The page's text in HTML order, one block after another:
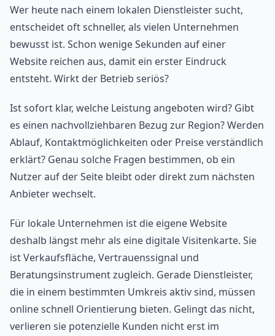
Wer heute nach einem lokalen Dienstleister sucht,
entscheidet oft schneller, als vielen Unternehmen
bewusst ist. Schon wenige Sekunden auf einer
Website reichen aus, damit ein erster Eindruck
entsteht. Wirkt der Betrieb seriös?
Ist sofort klar, welche Leistung angeboten wird? Gibt
es einen nachvollziehbaren Bezug zur Region? Werden
Ablauf, Kontaktmöglichkeiten oder Preise verständlich
erklärt? Genau solche Fragen bestimmen, ob ein
Nutzer auf der Seite bleibt oder direkt zum nächsten
Anbieter wechselt.
Für lokale Unternehmen ist die eigene Website
deshalb längst mehr als eine digitale Visitenkarte. Sie
ist Verkaufsfläche, Vertrauenssignal und
Beratungsinstrument zugleich. Gerade Dienstleister,
die in einem bestimmten Umkreis aktiv sind, müssen
online schnell Orientierung bieten. Gelingt das nicht,
verlieren sie potenzielle Kunden nicht erst im